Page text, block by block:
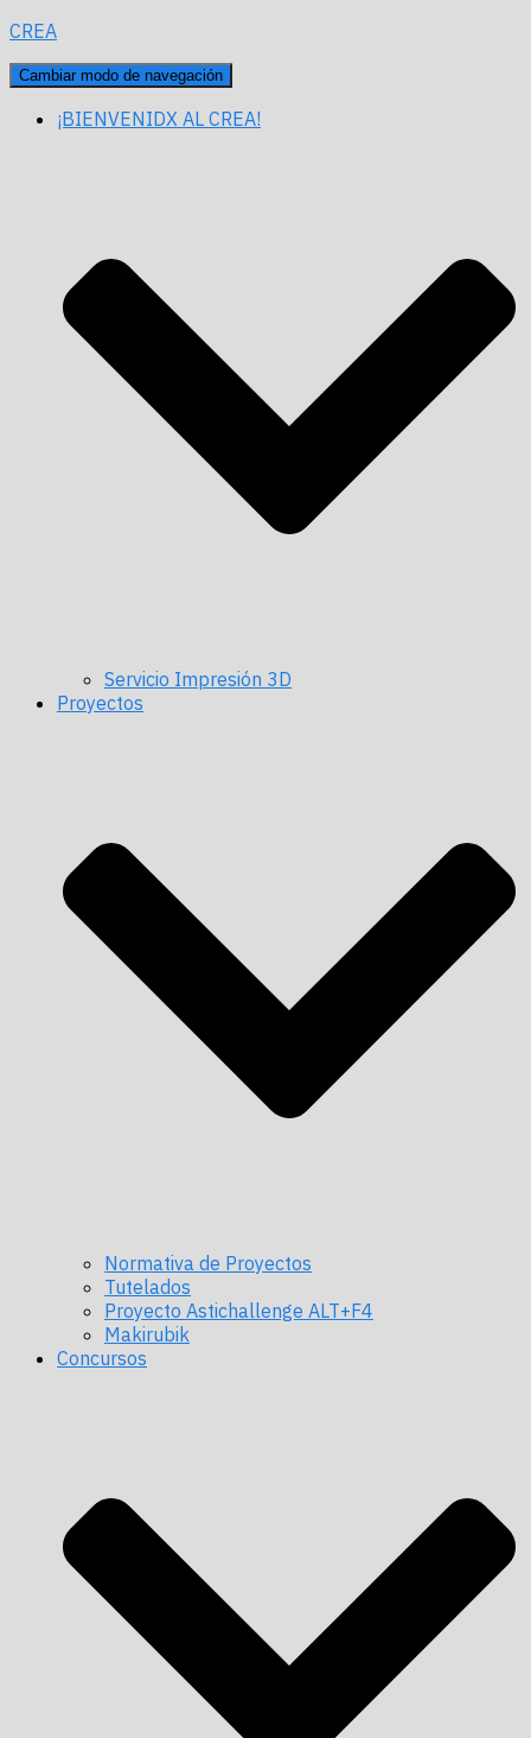
CREA
Cambiar modo de navegación
¡BIENVENIDX AL CREA!
Servicio Impresión 3D
Proyectos
Normativa de Proyectos
Tutelados
Proyecto Astichallenge ALT+F4
Makirubik
Concursos